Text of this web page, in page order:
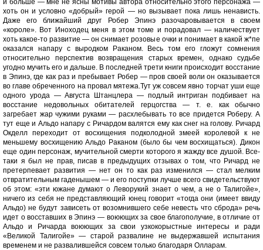
хоть он и условно «добрый» герой — но вызывает пока лишь ненависть.
Даже его ближайший друг Робер Эпинэ разочаровывается в своем
«короле». Вот Иноходец меня в этом томе и порадовал — наличествует
хоть какое-то развитие — он снимает розовые очки и понимает в какой ж*пе
оказался напару с выродком Раканом. Весь том его гложут сомнения
относительно перспектив возвращения старых времен, однако судьбе
угодно мучить его и дальше. В последней трети книги происходит восстание
в Эпинэ, где как раз и пребывает Робер — пров своей воли он оказывается
во главе обреченного на провал мятежа.Тут уж совсем явно торчат уши еще
одного урода — Августа Штанцлера — подлый интриган подбивает на
восстание недовольных обитателей герцогства — т. е. как обычно
загребает жар чужими руками — расхлебывать то все придется Роберу. А
тут еще и Альдо напару с Ричардом валятся ему как снег на голову. Ричард
Окделл переходит от восхищения подколодной змеей королевой к не
меньшему восхищению Альдо Раканом (было бы чем восхищаться). Дикон
еще один персонаж, мучительной смерти которого я жажду все душой. Все-
таки я был не прав, писав в предыдущих отзывах о том, что Ричард не
претерпевает развития — нет он то как раз изменился — стал мелким
отвратительным гаденышем — и его поступки лучше всего свидетельствуют
об этом: «эти южане думают о Леворукий знает о чем, а не о Талигойе»,
ничего из себя не представляющий юнец говорит «тогда они (имеет ввиду
Альдо) не будут зависеть от возомнившего себе невесть что сброда» речь
идет о восставших в Эпинэ — воюющих за свое благополучие, в отличие от
Альдо и Ричарда воюющих за свои узкокорыстные интересы и ради
«Великой Талигойе» — старой развалине не выдержавшей испытания
временем и не развалившейся совсем только благодаря Олларам.